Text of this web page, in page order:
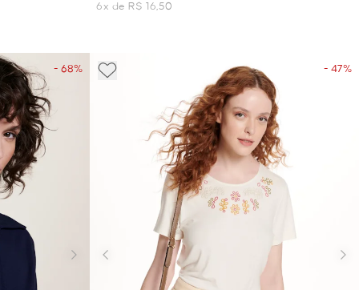
6x de R$ 16,50
- 68% - 47%